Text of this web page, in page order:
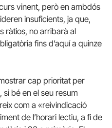
vinent, però en ambdós
insuficients, ja que,
ràtios, no arribarà al
fins d’aquí a quinze
cap prioritat per
si bé en el seu resum
com a «reivindicació
de l’horari lectiu, a fi de